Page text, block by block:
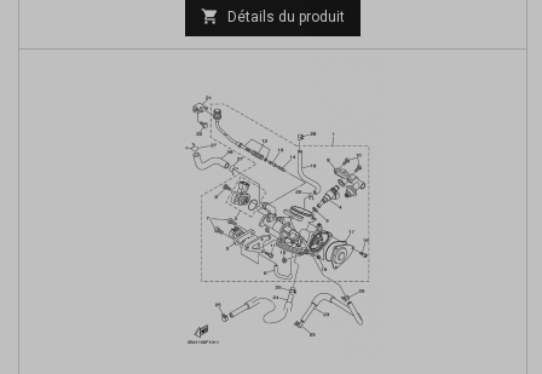
Prix
de
 Détails du produit